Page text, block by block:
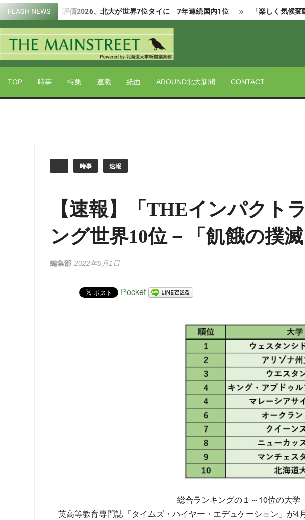
to
content
FLASH NEWS
テナビリティ評価2026、北大が世界7位タイに 7年連続国内1位 「楽しく気候変動
MAINSTREET
TOP 時事 特集 連載 紙面 AROUND北大新聞 CONTACT
時事 速報
【速報】「THEインパクト
ング世界10位－「飢餓の撲
編集部 2022年5月1日
Pocket
総合ランキングの１～10位の大学
英高等教育専門誌「タイムズ・ハイヤー・エデュケーション」が